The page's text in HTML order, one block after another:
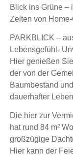
Blick ins Grüne –
Zeiten von Home-
PARKBLICK –
Lebensgefühl-
Hier genießen
der von der
Baumbestand
dauerhafter
Die hier zur
hat rund 84 m²
großzügige
Hier kann der